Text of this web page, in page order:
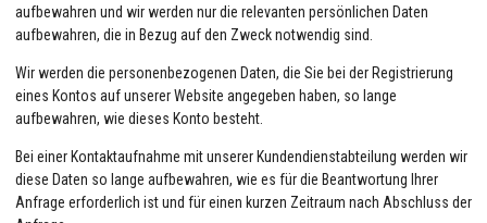
aufbewahren und wir werden nur die relevanten persönlichen Daten
aufbewahren, die in Bezug auf den Zweck notwendig sind.
Wir werden die personenbezogenen Daten, die Sie bei der Registrierung
eines Kontos auf unserer Website angegeben haben, so lange
aufbewahren, wie dieses Konto besteht.
Bei einer Kontaktaufnahme mit unserer Kundendienstabteilung werden wir
diese Daten so lange aufbewahren, wie es für die Beantwortung Ihrer
Anfrage erforderlich ist und für einen kurzen Zeitraum nach Abschluss der